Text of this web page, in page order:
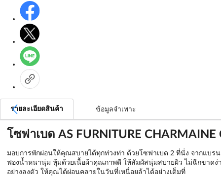
รายละเอียดสินค้า ข้อมูลจำเพาะ
โซฟาเบด AS FURNITURE
มอบการพักผ่อนให้คุณสบายได้ทุกท่วงท่า ด้วยโซฟาเบด 2 ที่นั่ง จากแบร
ฟองน้ำหนานุ่ม หุ้มด้วยเนื้อผ้าคุณภาพดี ให้สัมผัสนุ่มสบายผิว ไม่ฉีกขาดง่
อย่างลงตัว ให้คุณได้ผ่อนคลายในวันที่เหนื่อยล้าได้อย่างเต็มที่